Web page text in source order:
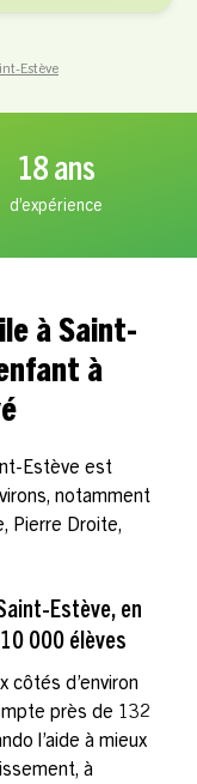
Estève
18 ans
d’expérience
à Saint-
à
Estève est
notamment
Pierre Droite,
Estève, en
000 élèves
côtés d’environ
près de 132
l’aide à mieux
à